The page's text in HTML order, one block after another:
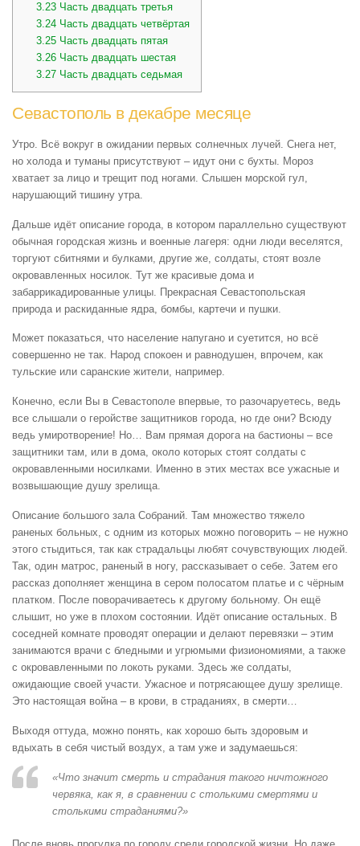
3.23Часть двадцать третья
3.24Часть двадцать четвёртая
3.25Часть двадцать пятая
3.26Часть двадцать шестая
3.27Часть двадцать седьмая
Севастополь в декабре месяце
Утро. Всё вокруг в ожидании первых солнечных лучей. Снега нет,
но холода и туманы присутствуют – идут они с бухты. Мороз
хватает за лицо и трещит под ногами. Слышен морской гул,
нарушающий тишину утра.
Дальше идёт описание города, в котором параллельно существуют
обычная городская жизнь и военные лагеря: одни люди веселятся,
торгуют сбитнями и булками, другие же, солдаты, стоят возле
окровавленных носилок. Тут же красивые дома и
забаррикадированные улицы. Прекрасная Севастопольская
природа и раскиданные ядра, бомбы, картечи и пушки.
Может показаться, что население напугано и суетится, но всё
совершенно не так. Народ спокоен и равнодушен, впрочем, как
тульские или саранские жители, например.
Конечно, если Вы в Севастополе впервые, то разочаруетесь, ведь
все слышали о геройстве защитников города, но где они? Всюду
ведь умиротворение! Но… Вам прямая дорога на бастионы – все
защитники там, или в дома, около которых стоят солдаты с
окровавленными носилками. Именно в этих местах все ужасные и
возвышающие душу зрелища.
Описание большого зала Собраний. Там множество тяжело
раненых больных, с одним из которых можно поговорить – не нужно
этого стыдиться, так как страдальцы любят сочувствующих людей.
Так, один матрос, раненый в ногу, рассказывает о себе. Затем его
рассказ дополняет женщина в сером полосатом платье и с чёрным
платком. После поворачиваетесь к другому больному. Он ещё
слышит, но уже в плохом состоянии. Идёт описание остальных. В
соседней комнате проводят операции и делают перевязки – этим
занимаются врачи с бледными и угрюмыми физиономиями, а также
с окровавленными по локоть руками. Здесь же солдаты,
ожидающие своей участи. Ужасное и потрясающее душу зрелище.
Это настоящая война – в крови, в страданиях, в смерти…
Выходя оттуда, можно понять, как хорошо быть здоровым и
вдыхать в себя чистый воздух, а там уже и задумаешься:
«Что значит смерть и страдания такого ничтожного
червяка, как я, в сравнении с столькими смертями и
столькими страданиями?»